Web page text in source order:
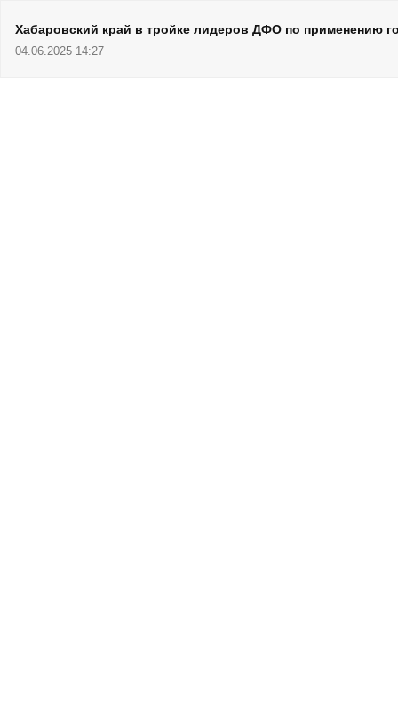
Хабаровский край в тройке лидеров ДФО по применению
04.06.2025 14:27